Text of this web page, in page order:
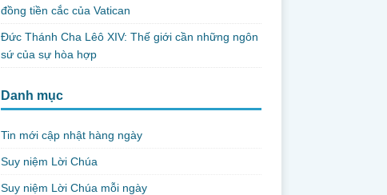
đồng tiền cắc của Vatican
Đức Thánh Cha Lêô XIV: Thế giới cần những ngôn
sứ của sự hòa hợp
Danh mục
Tin mới cập nhật hàng ngày
Suy niệm Lời Chúa
Suy niệm Lời Chúa mỗi ngày